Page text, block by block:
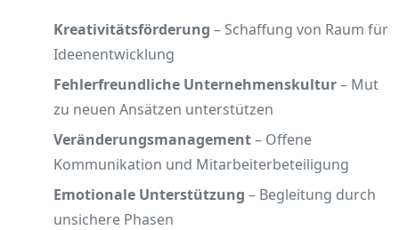
Kreativitätsförderung – Schaffung von Raum für
Ideenentwicklung
Fehlerfreundliche Unternehmenskultur– Mut
zu neuen Ansätzen unterstützen
Veränderungsmanagement– Offene
Kommunikation und Mitarbeiterbeteiligung
Emotionale Unterstützung – Begleitung durch
unsichere Phasen